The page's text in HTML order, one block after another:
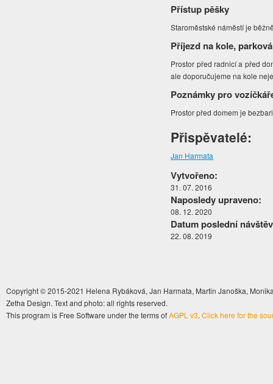
Přístup pěšky
Staroměstské náměstí je
Příjezd na kole,
Prostor před radnicí a před
ale doporučujeme na kole
Poznámky pro
Prostor před domem je
Přispěvatelé:
Jan Harmata
Vytvořeno:
31. 07. 2016
Naposledy upraveno:
08. 12. 2020
Datum poslední
22. 08. 2019
Copyright © 2015-2021 Helena Rybáková, Jan Harmata, Martin Janoška,
Zetha Design. Text and photo: all rights reserved.
This program is Free Software under the terms ofAGPL v3. Click here for the